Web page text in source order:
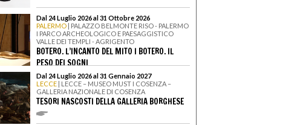
Dal 24 Luglio 2026 al 31 Ottobre 2026
PALERMO | PALAZZO BELMONTE RISO - PALERMO
I PARCO ARCHEOLOGICO E PAESAGGISTICO
VALLE DEI TEMPLI - AGRIGENTO
BOTERO. L’INCANTO DEL MITO I BOTERO. IL
PESO DEI SOGNI
Dal 24 Luglio 2026 al 31 Gennaio 2027
LECCE | LECCE – MUSEO MUST I COSENZA –
GALLERIA NAZIONALE DI COSENZA
TESORI NASCOSTI DELLA GALLERIA BORGHESE